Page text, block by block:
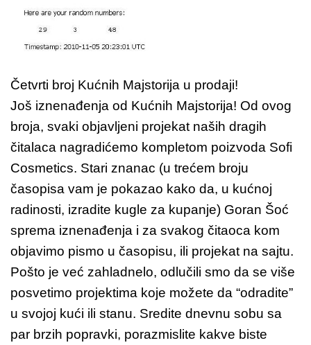
Četvrti broj Kućnih Majstorija u prodaji!
Još iznenađenja od Kućnih Majstorija! Od ovog
broja, svaki objavljeni projekat naših dragih
čitalaca nagradićemo kompletom poizvoda Sofi
Cosmetics. Stari znanac (u trećem broju
časopisa vam je pokazao kako da, u kućnoj
radinosti, izradite kugle za kupanje) Goran Šoć
sprema iznenađenja i za svakog čitaoca kom
objavimo pismo u časopisu, ili projekat na sajtu.
Pošto je već zahladnelo, odlučili smo da se više
posvetimo projektima koje možete da “odradite”
u svojoj kući ili stanu. Sredite dnevnu sobu sa
par brzih popravki, porazmislite kakve biste